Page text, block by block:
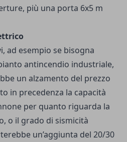
più una porta 6x5 m
ad esempio se bisogna
antincendio industriale,
un alzamento del prezzo
in precedenza la capacità
per quanto riguarda la
o il grado di sismicità
un’aggiunta del 20/30